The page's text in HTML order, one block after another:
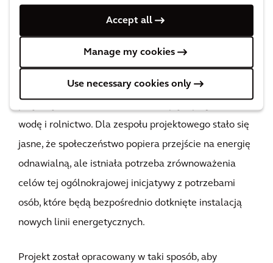
Accept all
Manage my cookies
Use necessary cookies only
projektów i zastosowaniu technologii do gromadzenia
informacji o potrzebach zainteresowanych stron oraz
reagowania na nie, mogliśmy zapewnić poparcie
społeczeństwa. Konsultacje ujawniły kluczowe
kwestie, które są istotne dla ludzi, takie jak ochrona
wodę i rolnictwo. Dla zespołu projektowego stało się
jasne, że społeczeństwo popiera przejście na energię
odnawialną, ale istniała potrzeba zrównoważenia
celów tej ogólnokrajowej inicjatywy z potrzebami
osób, które będą bezpośrednio dotknięte instalacją
nowych linii energetycznych.
Projekt został opracowany w taki sposób, aby